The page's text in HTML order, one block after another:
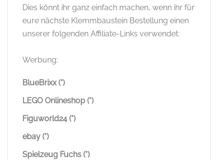
Dies könnt ihr ganz einfach machen, wenn ihr für
eure nächste Klemmbaustein Bestellung einen
unserer folgenden Affiliate-Links verwendet:
Werbung:
BlueBrixx (*)
LEGO Onlineshop (*)
Figuworld24 (*)
ebay (*)
Spielzeug Fuchs (*)